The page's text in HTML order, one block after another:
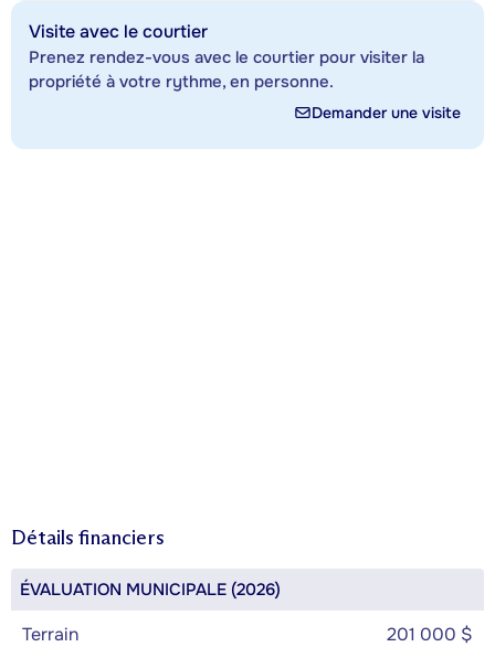
Visite avec le courtier
Prenez rendez-vous avec le courtier pour visiter la
propriété à votre rythme, en personne.
Demander une visite
Détails financiers
ÉVALUATION MUNICIPALE (2026)
Terrain 201 000 $